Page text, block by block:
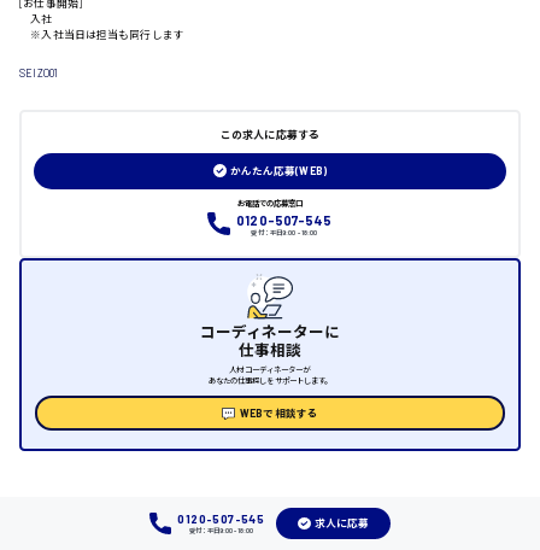
三次市
福山市
日給制すべて
時給1000円～
[お仕事開始]
入社
※入社当日は担当も同行します
SEIZO01
この求人に応募する
かんたん応募(WEB)
お電話での応募窓口
0120-507-545
受付：平日9:00 - 18:00
コーディネーターに
仕事相談
人材コーディネーターが
あなたの仕事探しをサポートします。
WEBで相談する
0120-507-545
受付：平日9:00 - 18:00
求人に応募